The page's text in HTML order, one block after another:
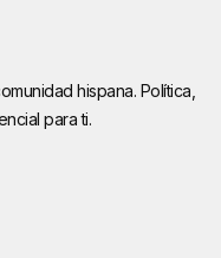
hispana. Política,
para ti.